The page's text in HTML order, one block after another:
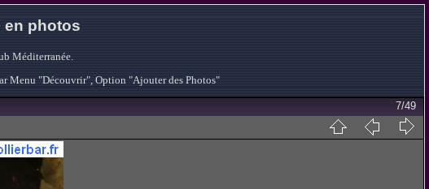
en photos
Méditerranée.
Menu "Découvrir", Option "Ajouter des Photos"
7/49